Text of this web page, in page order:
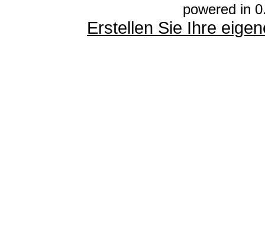
powered in
Erstellen Sie Ihre